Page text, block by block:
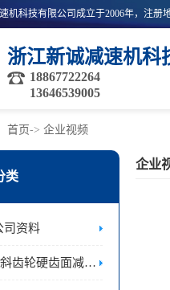
浙江新诚减速机科
18867722264
13646539005
首页-> 企业视频
类
司资料
R系列斜齿轮硬齿面减速机
企业